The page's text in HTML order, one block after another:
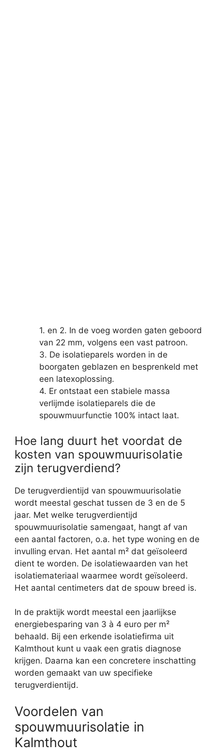
1. en 2. In de voeg worden gaten geboord
van 22 mm, volgens een vast patroon.
3. De isolatieparels worden in de
boorgaten geblazen en besprenkeld met
een latexoplossing.
4. Er ontstaat een stabiele massa
verlijmde isolatieparels die de
spouwmuurfunctie 100% intact laat.
Hoe lang duurt het voordat de
kosten van spouwmuurisolatie
zijn terugverdiend?
De terugverdientijd van spouwmuurisolatie
wordt meestal geschat tussen de 3 en de 5
jaar. Met welke terugverdientijd
spouwmuurisolatie samengaat, hangt af van
een aantal factoren, o.a. het type woning en de
invulling ervan. Het aantal m² dat geïsoleerd
dient te worden. De isolatiewaarden van het
isolatiemateriaal waarmee wordt geïsoleerd.
Het aantal centimeters dat de spouw breed is.
In de praktijk wordt meestal een jaarlijkse
energiebesparing van 3 à 4 euro per m²
behaald. Bij een erkende isolatiefirma uit
Kalmthout kunt u vaak een gratis diagnose
krijgen. Daarna kan een concretere inschatting
worden gemaakt van uw specifieke
terugverdientijd.
Voordelen van
spouwmuurisolatie in
Kalmthout